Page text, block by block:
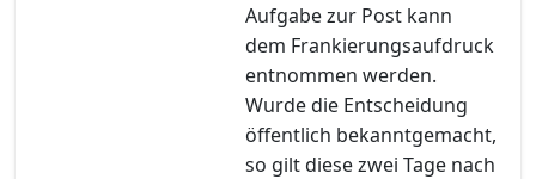
Aufgabe zur Post kann
dem Frankierungsaufdruck
entnommen werden.
Wurde die Entscheidung
öffentlich bekanntgemacht,
so gilt diese zwei Tage nach